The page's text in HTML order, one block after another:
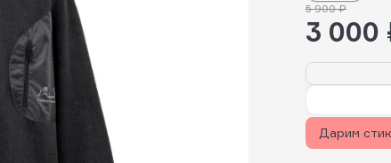
5 900 ₽
3 000
Дарим